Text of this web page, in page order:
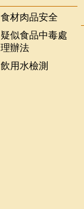
食材肉品安全
疑似食品中毒處
理辦法
飲用水檢測